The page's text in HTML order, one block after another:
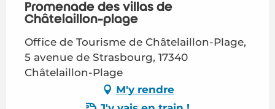
Promenade des villas de
Châtelaillon-plage
Office de Tourisme de Châtelaillon-Plage,
5 avenue de Strasbourg, 17340
Châtelaillon-Plage
M'y rendre